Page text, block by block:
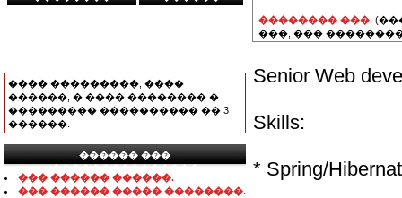
���� ���������, ����
������, � ���� �������� �
��������� ���������� �� 3
������.
������ ���
���������������
��� ������ ������.
��� ������ ����� ��������.
�������� ���.
���, ���
Senior Web
Skills:
* Spring/